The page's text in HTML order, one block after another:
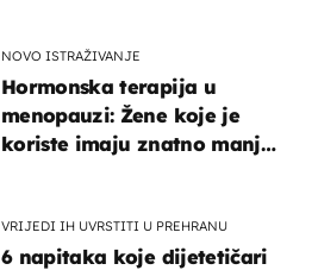
NOVO ISTRAŽIVANJE
Hormonska terapija u
menopauzi: Žene koje je
koriste imaju znatno manji
VRIJEDI IH UVRSTITI U PREHRANU
6 napitaka koje dijetetičari